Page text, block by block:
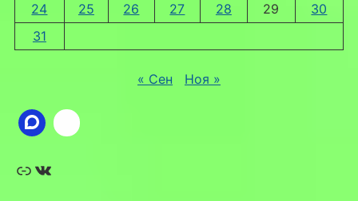
24
25 26 27 28 29
30
31
« Сен Ноя »